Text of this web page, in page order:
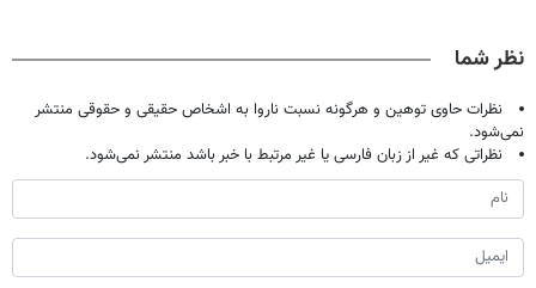
نظر شما
نظرات حاوی توهین و هرگونه نسبت ناروا به اشخاص حقیقی و حقوقی منتشر
نمی‌شود.
نظراتی که غیر از زبان فارسی یا غیر مرتبط با خبر باشد منتشر نمی‌شود.